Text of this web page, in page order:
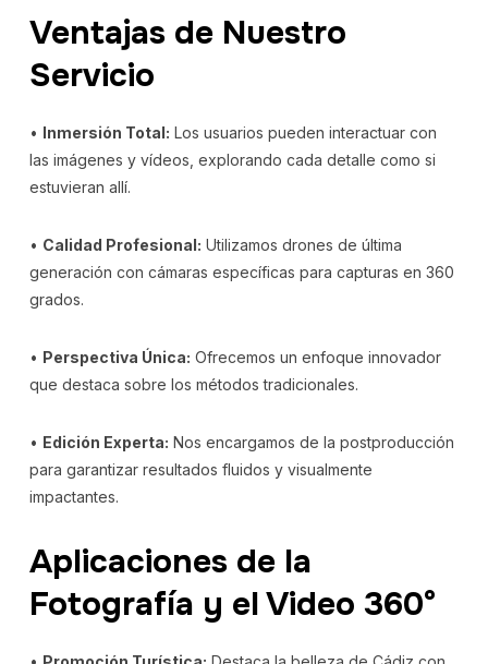
Ventajas de Nuestro
Servicio
• Inmersión Total: Los usuarios pueden interactuar con
las imágenes y vídeos, explorando cada detalle como si
estuvieran allí.
• Calidad Profesional: Utilizamos drones de última
generación con cámaras específicas para capturas en 360
grados.
• Perspectiva Única: Ofrecemos un enfoque innovador
que destaca sobre los métodos tradicionales.
• Edición Experta: Nos encargamos de la postproducción
para garantizar resultados fluidos y visualmente
impactantes.
Aplicaciones de la
Fotografía y el Video 360°